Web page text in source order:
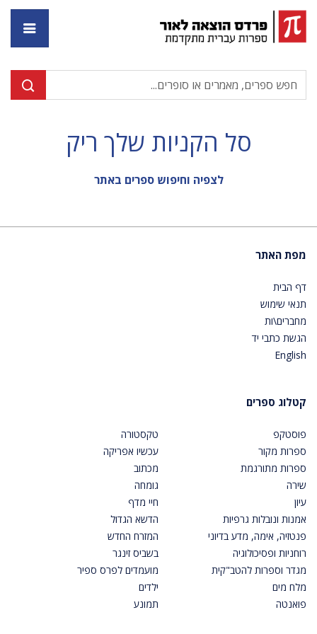
סל הקניות שלך ריק
לצפיה וחיפוש ספרים באתר
מפת האתר
דף הבית
תנאי שימוש
מחברים\ות
הגשת כתבי יד
English
קטלוג ספרים
פוסטקפ
ספרות מקור
ספרות מתורגמת
שירה
עיון
אמנות ונובלות גרפיות
פנטזיה, אימה, מדע בדיוני
רוחניות ופסיכולוגיה
מגדר וספרות להטב"קית
מלח מים
פואנטה
טקסטורה
עכשיו אפריקה
מכתוב
גומחה
חיי מדף
הדשא הגדול
המזרח החדש
בשביס זינגר
מועמדים לפרס ספיר
ילדים
תמונע